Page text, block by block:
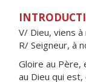
V/ Dieu, viens à
R/ Seigneur, à
Gloire au Père,
au Dieu qui